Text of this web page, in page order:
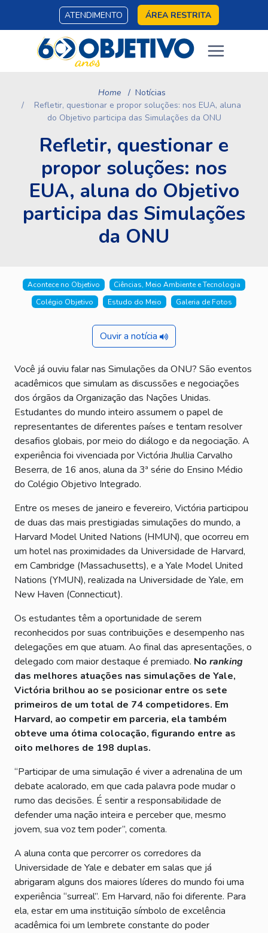
ATENDIMENTO ÁREA RESTRITA
Home
Notícias
Refletir, questionar e propor soluções: nos EUA, aluna
do Objetivo participa das Simulações da ONU
Refletir, questionar e
propor soluções: nos
EUA, aluna do Objetivo
participa das Simulações
da ONU
Acontece no Objetivo
Ciências, Meio Ambiente e Tecnologia
Colégio Objetivo
Estudo do Meio Galeria de Fotos
Ouvir a notícia
Você já ouviu falar nas Simulações da ONU? São eventos
acadêmicos que simulam as discussões e negociações
dos órgãos da Organização das Nações Unidas.
Estudantes do mundo inteiro assumem o papel de
representantes de diferentes países e tentam resolver
desafios globais, por meio do diálogo e da negociação. A
experiência foi vivenciada por Victória Jhullia Carvalho
Beserra, de 16 anos, aluna da 3ª série do Ensino Médio
do Colégio Objetivo Integrado.
Entre os meses de janeiro e fevereiro, Victória participou
de duas das mais prestigiadas simulações do mundo, a
Harvard Model United Nations (HMUN), que ocorreu em
um hotel nas proximidades da Universidade de Harvard,
em Cambridge (Massachusetts), e a Yale Model United
Nations (YMUN), realizada na Universidade de Yale, em
New Haven (Connecticut).
Os estudantes têm a oportunidade de serem
reconhecidos por suas contribuições e desempenho nas
delegações em que atuam. Ao final das apresentações, o
delegado com maior destaque é premiado. No ranking
das melhores atuações nas simulações de Yale,
Victória brilhou ao se posicionar entre os sete
primeiros de um total de 74 competidores. Em
Harvard, ao competir em parceria, ela também
obteve uma ótima colocação, figurando entre as
oito melhores de 198 duplas.
“Participar de uma simulação é viver a adrenalina de um
debate acalorado, em que cada palavra pode mudar o
rumo das decisões. É sentir a responsabilidade de
defender uma nação inteira e perceber que, mesmo
jovem, sua voz tem poder”, comenta.
A aluna conta que percorrer os corredores da
Universidade de Yale e debater em salas que já
abrigaram alguns dos maiores líderes do mundo foi uma
experiência “surreal”. Em Harvard, não foi diferente. Para
ela, estar em uma instituição símbolo de excelência
acadêmica foi um lembrete constante do poder